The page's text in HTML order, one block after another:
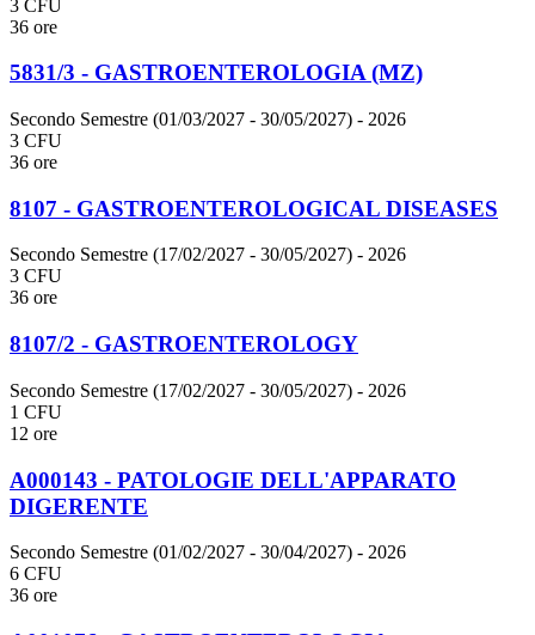
3 CFU
36 ore
5831/3 - GASTROENTEROLOGIA (MZ)
Secondo Semestre (01/03/2027 - 30/05/2027) - 2026
3 CFU
36 ore
8107 - GASTROENTEROLOGICAL DISEASES
Secondo Semestre (17/02/2027 - 30/05/2027) - 2026
3 CFU
36 ore
8107/2 - GASTROENTEROLOGY
Secondo Semestre (17/02/2027 - 30/05/2027) - 2026
1 CFU
12 ore
A000143 - PATOLOGIE DELL'APPARATO
DIGERENTE
Secondo Semestre (01/02/2027 - 30/04/2027) - 2026
6 CFU
36 ore